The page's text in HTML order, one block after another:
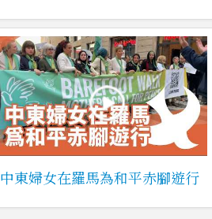
中東婦女在羅馬為和平赤腳遊行